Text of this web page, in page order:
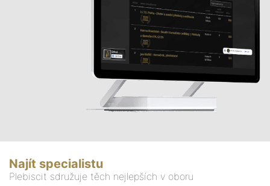
Najít specialistu
Plebiscit sdružuje těch nejlepších v oboru